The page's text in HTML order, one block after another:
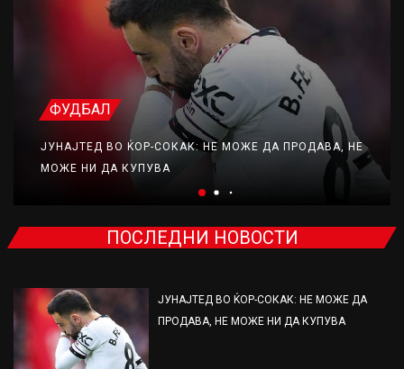
ФУДБАЛ
ЈУНАЈТЕД ВО ЌОР-СОКАК: НЕ МОЖЕ ДА ПРОДАВА, НЕ
МОЖЕ НИ ДА КУПУВА
ПОСЛЕДНИ НОВОСТИ
ЈУНАЈТЕД ВО ЌОР-СОКАК: НЕ МОЖЕ ДА
ПРОДАВА, НЕ МОЖЕ НИ ДА КУПУВА